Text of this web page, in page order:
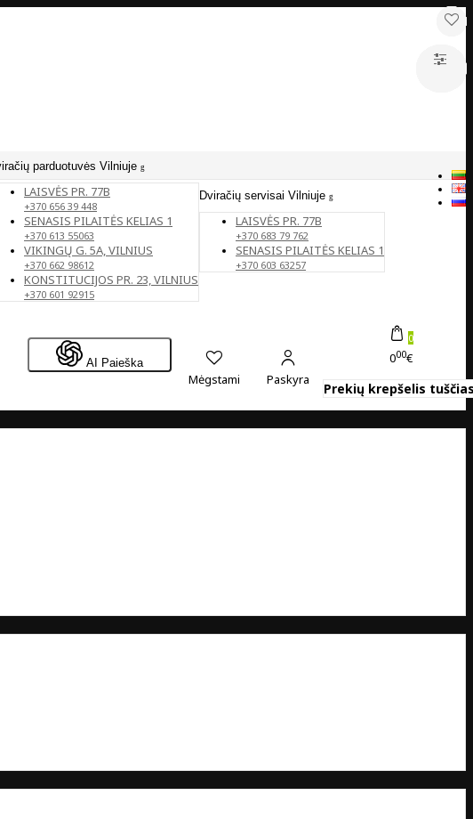
parduotuvės Vilniuje
LAISVĖS PR. 77B
+370 656 39 448
SENASIS PILAITĖS KELIAS 1
+370 613 55063
VIKINGŲ G. 5A, VILNIUS
+370 662 98612
KONSTITUCIJOS PR. 23, VILNIUS
+370 601 92915
Dviračių servisai Vilniuje
LAISVĖS PR. 77B
+370 683 79 762
SENASIS PILAITĖS KELIAS 1
+370 603 63257
AI Paieška
Mėgstami Paskyra
0
000€
Prekių krepšelis